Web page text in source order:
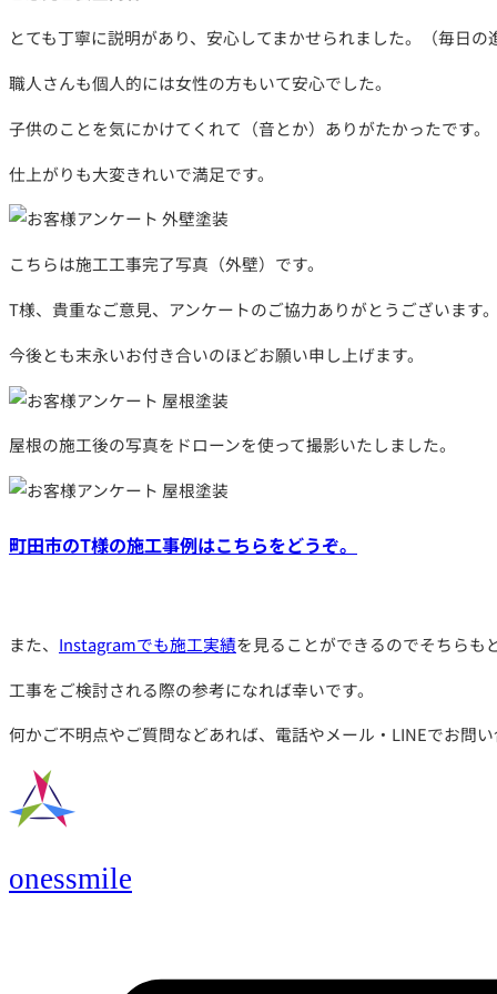
LINEでの
とても丁寧に説明があり、安心してまかせられました。（毎日の
職人さんも個人的には女性の方もいて安心でした。
子供のことを気にかけてくれて（音とか）ありがたかったです。
仕上がりも大変きれいで満足です。
こちらは施工工事完了写真（外壁）です。
T様、貴重なご意見、アンケートのご協力ありがとうございます。
今後とも末永いお付き合いのほどお願い申し上げます。
屋根の施工後の写真をドローンを使って撮影いたしました。
町田市のT様の施工事例はこちらをどうぞ。
また、 Instagramでも施工実績を見ることができるのでそちらも
工事をご検討される際の参考になれば幸いです。
何かご不明点やご質問などあれば、電話やメール・LINEでお問い
onessmile